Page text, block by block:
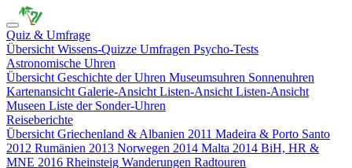
Quiz & Umfrage
Übersicht Wissens-Quizze Umfragen Psycho-Tests
Astronomische Uhren
Übersicht Geschichte der Uhren Museumsuhren Sonnenuhren
Kartenansicht Galerie-Ansicht Listen-Ansicht Listen-Ansicht
Museen Liste der Sonder-Uhren
Reiseberichte
Übersicht Griechenland & Albanien 2011 Madeira & Porto Santo
2012 Rumänien 2013 Norwegen 2014 Malta 2014 BiH, HR &
MNE 2016 Rheinsteig Wanderungen Radtouren